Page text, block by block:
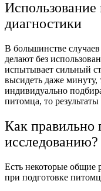
Использование
диагностики
В большинстве случаев
делают без
испытывает сильный
высидеть даже минуту,
индивидуально
питомца, то
Как правильно
исследованию?
Есть некоторые общие
при подготовке